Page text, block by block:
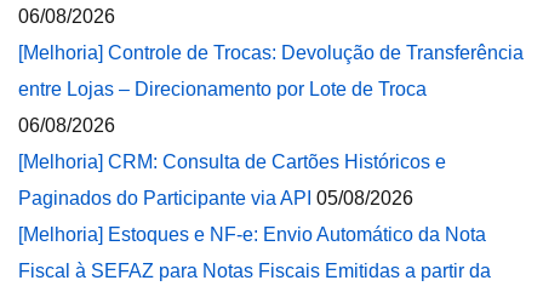
06/08/2026
[Melhoria] Controle de Trocas: Devolução de Transferência
entre Lojas – Direcionamento por Lote de Troca
06/08/2026
[Melhoria] CRM: Consulta de Cartões Históricos e
Paginados do Participante via API 05/08/2026
[Melhoria] Estoques e NF-e: Envio Automático da Nota
Fiscal à SEFAZ para Notas Fiscais Emitidas a partir da